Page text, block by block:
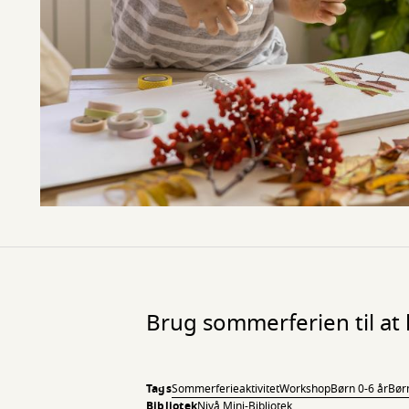
Brug sommerferien til at
TagsSommerferieaktivitetWorkshopBørn 0-6 år